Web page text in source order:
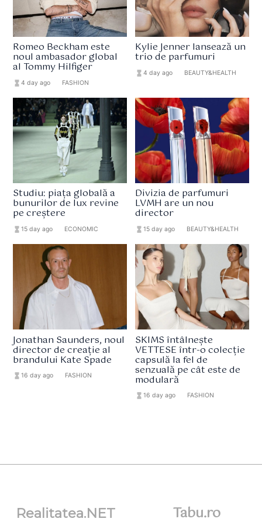
Romeo Beckham este
noul ambasador global
al Tommy Hilfiger
hourglass_full4 day ago FASHION
Kylie Jenner lansează un
trio de parfumuri
hourglass_full 4 day ago BEAUTY&HEALTH
Studiu: piața globală a
bunurilor de lux revine
pe creștere
hourglass_full15 day ago ECONOMIC
Divizia de parfumuri
LVMH are un nou
director
hourglass_full 15 day ago BEAUTY&HEALTH
Jonathan Saunders, noul
director de creație al
brandului Kate Spade
hourglass_full16 day ago FASHION
SKIMS întâlnește
VETTESE într-o colecție
capsulă la fel de
senzuală pe cât este de
modulară
hourglass_full 16 day ago FASHION
Realitatea.NET Tabu.ro